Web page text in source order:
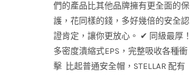
們的產品比其他品牌擁有更全面的保
護，花同樣的錢，多好幾倍的安全認
證肯定，讓你更放心。 ✔ 同級最厚！
多密度潰縮式EPS，完整吸收各種衝
擊 比起普通安全帽，STELLAR 配有